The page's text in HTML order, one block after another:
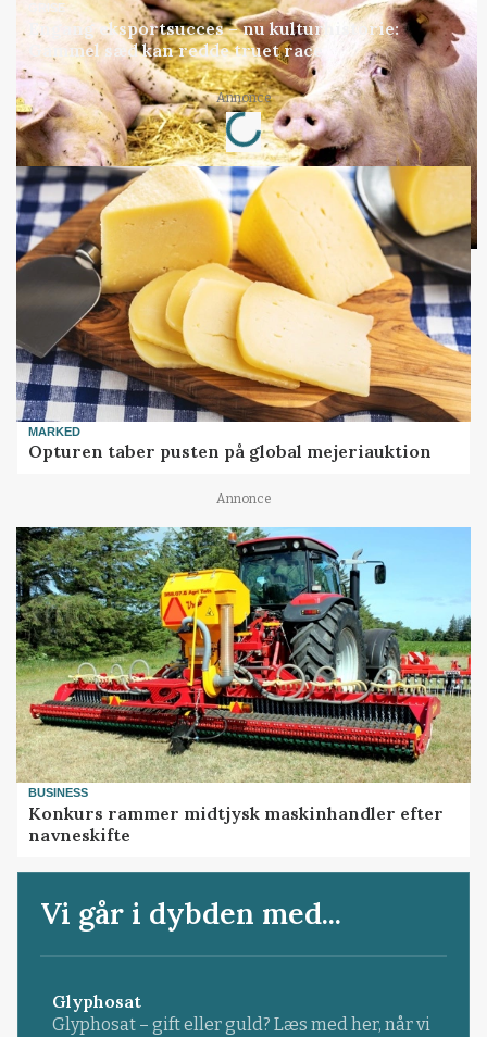
GRISE
Engang eksportsucces – nu kulturhistorie:
Gammel sæd kan redde truet race
Annonce
Loading...
MARKED
Opturen taber pusten på global mejeriauktion
Annonce
BUSINESS
Konkurs rammer midtjysk maskinhandler efter
navneskifte
Vi går i dybden med...
Glyphosat
Glyphosat – gift eller guld? Læs med her, når vi